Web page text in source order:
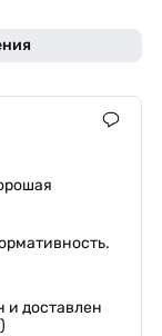
и доставлен